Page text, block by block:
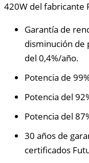
420W del fabricante
Garantía de
disminución de
del 0,4%/año.
Potencia de
Potencia del
Potencia del
30 años de
certificados